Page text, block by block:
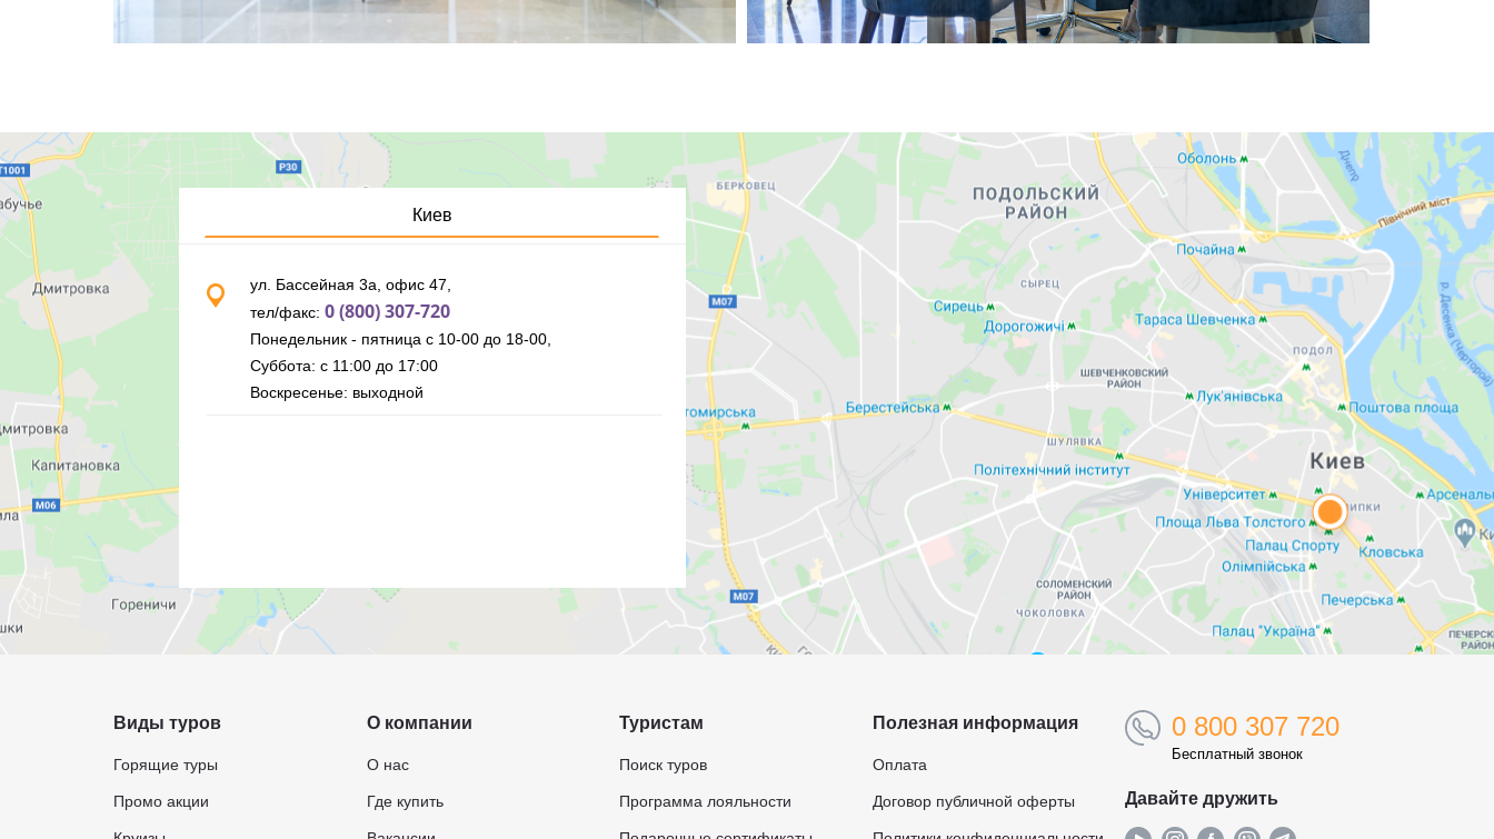
Киев
ул. Бассейная 3а, офис 47,
тел/факс: 0 (800) 307-720
Понедельник - пятница с 10-00 до 18-00,
Суббота: с 11:00 до 17:00
Воскресенье: выходной
Виды туров
Горящие туры
Промо акции
О компании
О нас
Где купить
Туристам
Поиск туров
Программа лояльности
Полезная информация
Оплата
Договор публичной оферты
0 800 307 720
Бесплатный звонок
Давайте дружить